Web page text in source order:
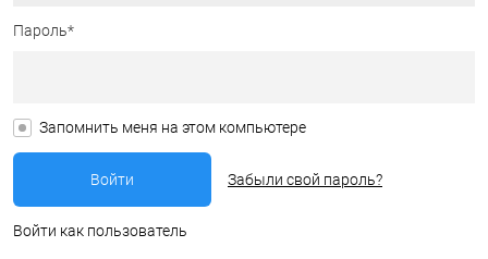
Пароль*
Запомнить меня на этом компьютере
Забыли свой пароль?
Войти как пользователь